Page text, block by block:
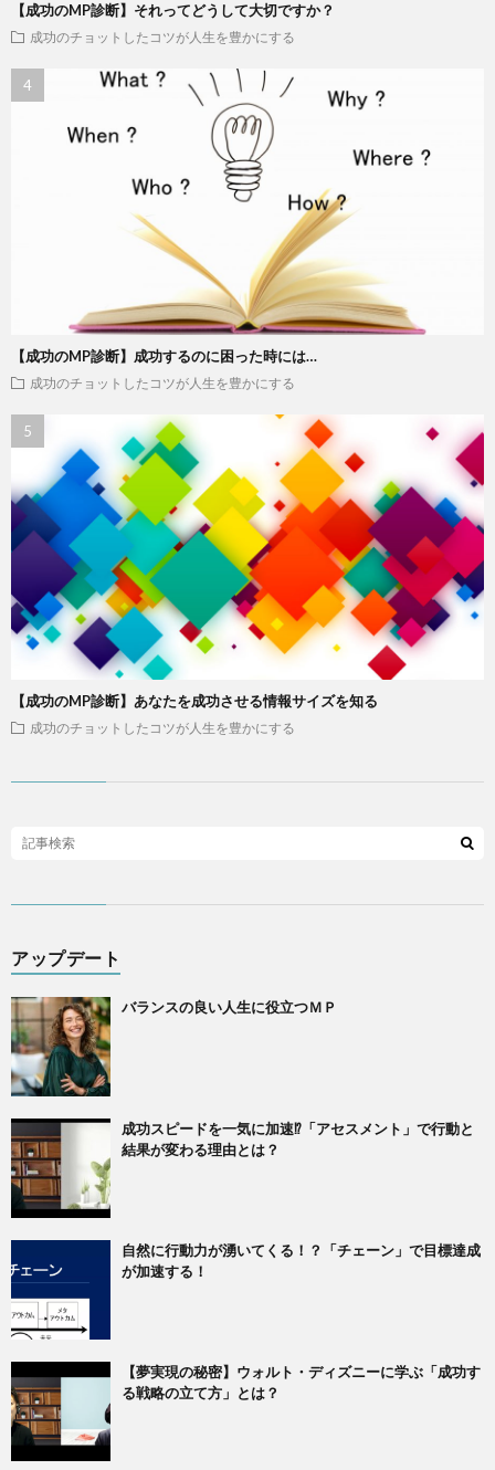
【成功のMP診断】それってどうして大切ですか？
成功のチョットしたコツが人生を豊かにする
【成功のMP診断】成功するのに困った時には…
成功のチョットしたコツが人生を豊かにする
【成功のMP診断】あなたを成功させる情報サイズを知る
成功のチョットしたコツが人生を豊かにする
アップデート
バランスの良い人生に役立つＭＰ
成功スピードを一気に加速⁉「アセスメント」で行動と
結果が変わる理由とは？
自然に行動力が湧いてくる！？「チェーン」で目標達成
が加速する！
【夢実現の秘密】ウォルト・ディズニーに学ぶ「成功す
る戦略の立て方」とは？